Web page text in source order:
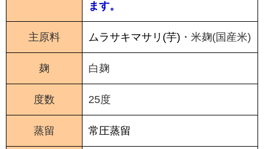
ます。
主原料 ムラサキマサリ(芋) ・米麹(国産米)
麹 白麹
度数 25度
蒸留 常圧蒸留